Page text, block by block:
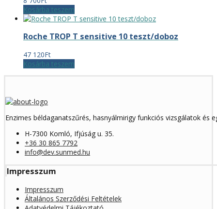
Kosárba teszem
Roche TROP T sensitive 10 teszt/doboz
47 120Ft
Kosárba teszem
Enzimes béldaganatszűrés, hasnyálmirigy funkciós vizsgálatok és
H-7300 Komló, Ifjúság u. 35.
+36 30 865 7792
info@dev.sunmed.hu
Impresszum
Impresszum
Általános Szerződési Feltételek